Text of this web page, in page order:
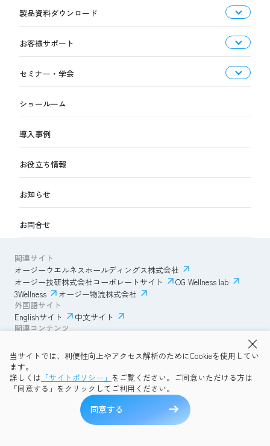
当サイトでは、利便性向上やアクセス解析のためにCookieを使用してい
ます。
詳しくは 「サイトポリシー」 をご覧ください。ご同意いただける方は
「同意する」をクリックしてご利用ください。
同意する
製品資料ダウンロード
お客様サポート
セミナー・学会
ショールーム
導入事例
お役立ち情報
お知らせ
お問合せ
関連サイト
オージーウエルネスホールディングス株式会社
オージー技研株式会社コーポレートサイト
OG Wellness lab
3Wellness
オージー物流株式会社
外国語サイト
Englishサイト
中文サイト
関連コンテンツ
透明性ガイドライン
プライバシーポリシー
OG Wellness会員規約
コミュニティガイドライン
サイトマップ
Copyright © 2026 OG Wellness Co., Ltd. All rights reserved.